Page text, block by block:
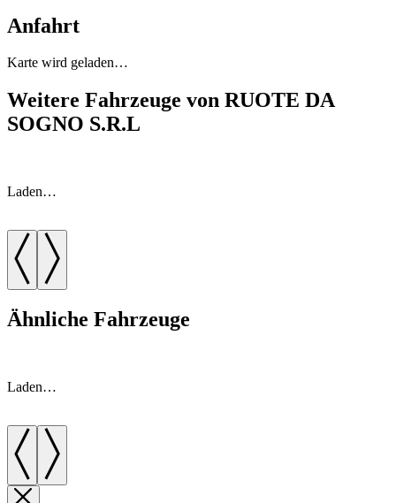
Anfahrt
Karte wird geladen…
Weitere Fahrzeuge von RUOTE DA
SOGNO S.R.L
Laden…
Ähnliche Fahrzeuge
Laden…